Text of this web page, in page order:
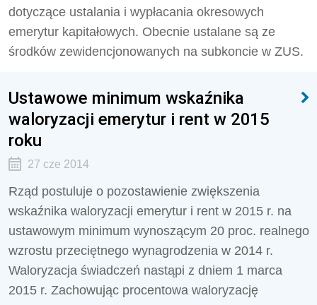
dotyczące ustalania i wypłacania okresowych
emerytur kapitałowych. Obecnie ustalane są ze
środków zewidencjonowanych na subkoncie w ZUS.
Ustawowe minimum wskaźnika
waloryzacji emerytur i rent w 2015
roku
27 cze 2014
Rząd postuluje o pozostawienie zwiększenia
wskaźnika waloryzacji emerytur i rent w 2015 r. na
ustawowym minimum wynoszącym 20 proc. realnego
wzrostu przeciętnego wynagrodzenia w 2014 r.
Waloryzacja świadczeń nastąpi z dniem 1 marca
2015 r. Zachowując procentowa waloryzację